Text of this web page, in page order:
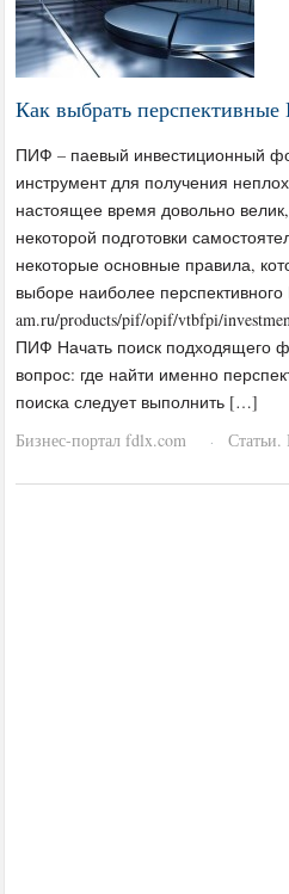
Как выбрать
ПИФ – паевый инвестиционный
инструмент для получения
настоящее время довольно
некоторой подготовки
некоторые основные правила,
выборе наиболее
am.ru/products/pif/opif/vtbfpi/
ПИФ Начать поиск подходящего
вопрос: где найти именно
поиска следует выполнить […]
Бизнес-портал fdlx.com
· Статьи.